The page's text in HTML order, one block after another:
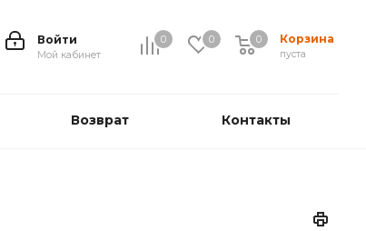
0 0 Корзина
0
пуста
0
Войти
Мой кабинет
Возврат Контакты